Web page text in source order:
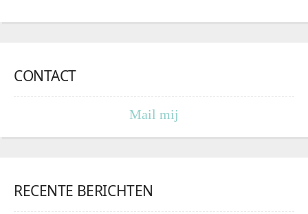
CONTACT
Mail mij
RECENTE BERICHTEN